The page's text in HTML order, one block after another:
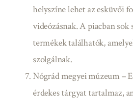
helyszíne lehet az esküvői
videózásnak. A piacban sok
termékek találhatók,
szolgálnak.
Nógrád megyei múzeum –
érdekes tárgyat tartalmaz,